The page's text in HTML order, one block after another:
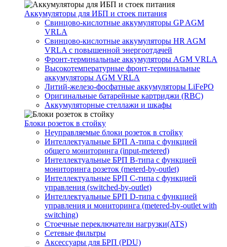
Аккумуляторы для ИБП и стоек питания
Свинцово-кислотные аккумуляторы GP AGM
VRLA
Свинцово-кислотные аккумуляторы HR AGM
VRLA с повышенной энергоотдачей
Фронт-терминальные аккумуляторы AGM VRLA
Высокотемпературные фронт-терминальные
аккумуляторы AGM VRLA
Литий-железо-фосфатные аккумуляторы LiFePO
Оригинальные батарейные картриджи (RBC)
Аккумуляторные стеллажи и шкафы
Блоки розеток в стойку
Неуправляемые блоки розеток в стойку
Интеллектуальные БРП А-типа с функцией
общего мониторинга (input-metered)
Интеллектуальные БРП B-типа с функцией
мониторинга розеток (meterd-by-outlet)
Интеллектуальные БРП C-типа с функцией
управления (switched-by-outlet)
Интеллектуальные БРП D-типа с функцией
управления и мониторинга (metered-by-outlet with
switching)
Стоечные переключатели нагрузки(ATS)
Сетевые фильтры
Аксессуары для БРП (PDU)